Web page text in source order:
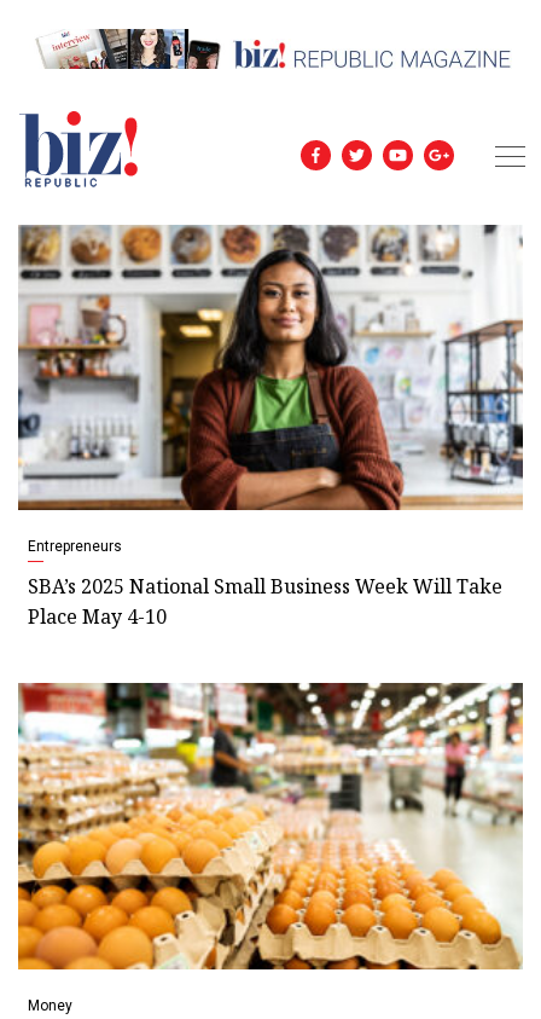
Entrepreneurs
SBA’s 2025 National Small Business Week Will Take
Place May 4-10
Money